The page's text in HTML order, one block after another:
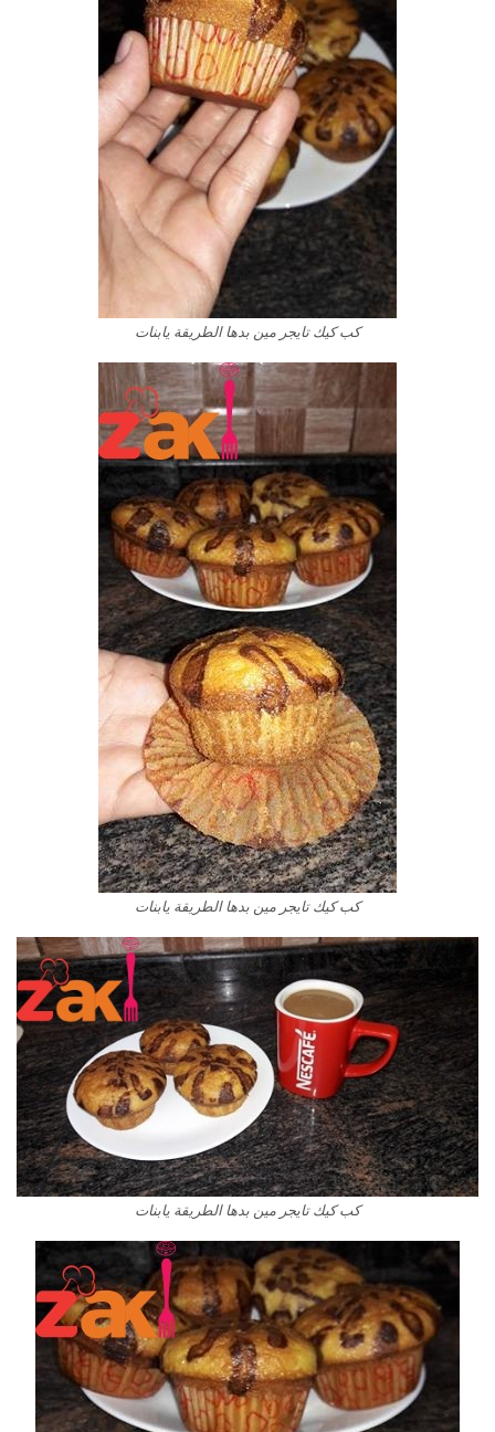
كب كيك تايجر مين بدها الطريقة يابنات
كب كيك تايجر مين بدها الطريقة يابنات
كب كيك تايجر مين بدها الطريقة يابنات